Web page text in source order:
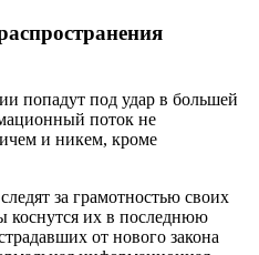
попадут под удар в большей
поток не
и никем, кроме
за грамотностью своих
коснутся их в последнюю
от нового закона